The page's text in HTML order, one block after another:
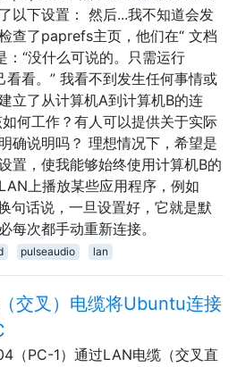
以下设置： 然后...我不知道会发
查了paprefs主页，他们在“ 文档
：“没什么可说的。只需运行
看。” 我看不到发生任何事情或
立了从计算机A到计算机B的连
何工作？有人可以提供关于实际
确说明吗？ 理想情况下，希望是
置，使我能够始终使用计算机B的
上播放某些应用程序，例如
句话说，一旦设置好，它就是默
每次都手动重新连接。
pulseaudio lan
交叉）电缆将Ubuntu连接
（PC-1）通过LAN电缆（交叉直